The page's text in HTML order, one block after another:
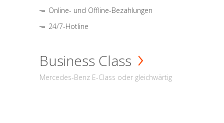
Online- und Offline-Bezahlungen
24/7-Hotline
Business Class
Mercedes-Benz E-Class oder gleichwärtig